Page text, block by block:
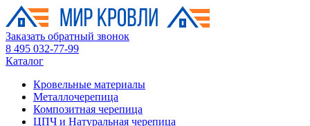
Заказать обратный звонок
8 495 032-77-99
Каталог
Кровельные материалы
Металлочерепица
Композитная черепица
ЦПЧ и Натуральная черепица